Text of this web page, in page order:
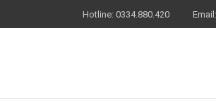
Hotline: 0334.880.420 Email: